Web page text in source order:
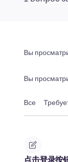
Вы
Вы
Все
点击登录按